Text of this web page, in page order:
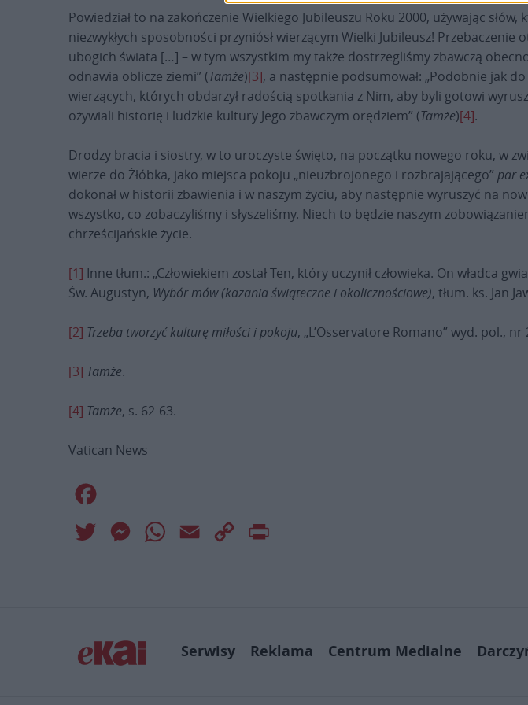
Powiedział to na zakończenie Wielkiego Jubileuszu Roku 2000, używając
niezwykłych sposobności przyniósł wierzącym Wielki Jubileusz!
ubogich świata […] – w tym wszystkim my także dostrzegliśmy zbawczą
odnawia oblicze ziemi” (Tamże)[3], a następnie podsumował: „Podobnie jak
wierzących, których obdarzył radością spotkania z Nim, aby byli gotowi
ożywiali historię i ludzkie kultury Jego zbawczym orędziem” (Tamże)[4].
Drodzy bracia i siostry, w to uroczyste święto, na początku nowego roku, w
wierze do Żłóbka, jako miejsca pokoju „nieuzbrojonego i rozbrajającego” par
dokonał w historii zbawienia i w naszym życiu, aby następnie wyruszyć na
wszystko, co zobaczyliśmy i słyszeliśmy. Niech to będzie naszym
chrześcijańskie życie.
[1] Inne tłum.: „Człowiekiem został Ten, który uczynił człowieka. On władca
Św. Augustyn, Wybór mów (kazania świąteczne i okolicznościowe), tłum. ks. Jan
[2] Trzeba tworzyć kulturę miłości i pokoju, „L’Osservatore Romano” wyd. pol., nr
[3] Tamże.
[4] Tamże, s. 62-63.
Vatican News
Twitter MessengerWhatsApp
Email
Copy
Serwisy Reklama Centrum Medialne